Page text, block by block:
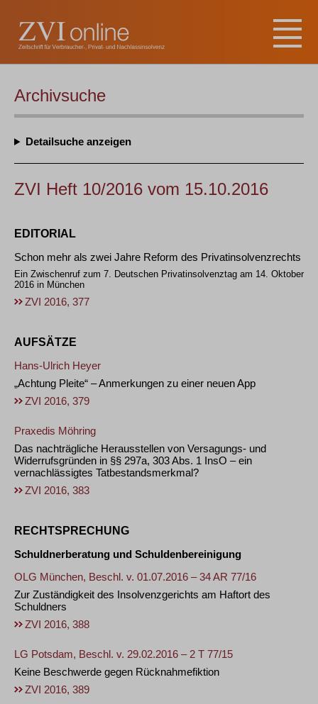
Archivsuche
Detailsuche
ZVI Heft 10/2016 vom 15.10.2016
EDITORIAL
Schon mehr als zwei Jahre Reform des Privatinsolvenzrechts
Ein Zwischenruf zum 7. Deutschen Privatinsolvenztag am 14. Oktober
2016 in München
ZVI 2016, 377
AUFSÄTZE
Hans-Ulrich Heyer
„Achtung Pleite“ – Anmerkungen zu einer neuen App
ZVI 2016, 379
Praxedis Möhring
Das nachträgliche Herausstellen von Versagungs- und
Widerrufsgründen in §§ 297a, 303 Abs. 1 InsO – ein
vernachlässigtes Tatbestandsmerkmal?
ZVI 2016, 383
RECHTSPRECHUNG
Schuldnerberatung und Schuldenbereinigung
OLG München, Beschl. v. 01.07.2016 – 34 AR 77/16
Zur Zuständigkeit des Insolvenzgerichts am Haftort des
Schuldners
ZVI 2016, 388
LG Potsdam, Beschl. v. 29.02.2016 – 2 T 77/15
Keine Beschwerde gegen Rücknahmefiktion
ZVI 2016, 389